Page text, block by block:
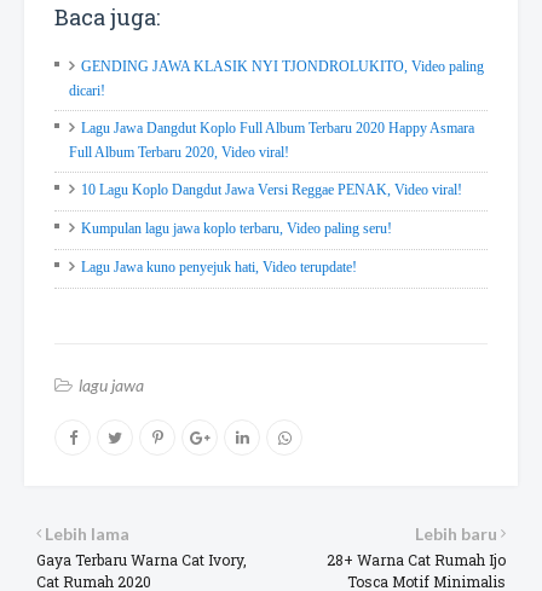
Baca juga:
GENDING JAWA KLASIK NYI TJONDROLUKITO, Video paling
dicari!
Lagu Jawa Dangdut Koplo Full Album Terbaru 2020 Happy Asmara
Full Album Terbaru 2020, Video viral!
10 Lagu Koplo Dangdut Jawa Versi Reggae PENAK, Video viral!
Kumpulan lagu jawa koplo terbaru, Video paling seru!
Lagu Jawa kuno penyejuk hati, Video terupdate!
lagu jawa
Lebih baru
28+ Warna Cat Rumah Ijo
Tosca Motif Minimalis
Lebih lama
Gaya Terbaru Warna Cat Ivory,
Cat Rumah 2020